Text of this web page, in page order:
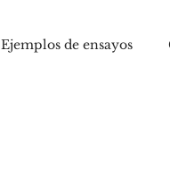
Ejemplos de ensayos